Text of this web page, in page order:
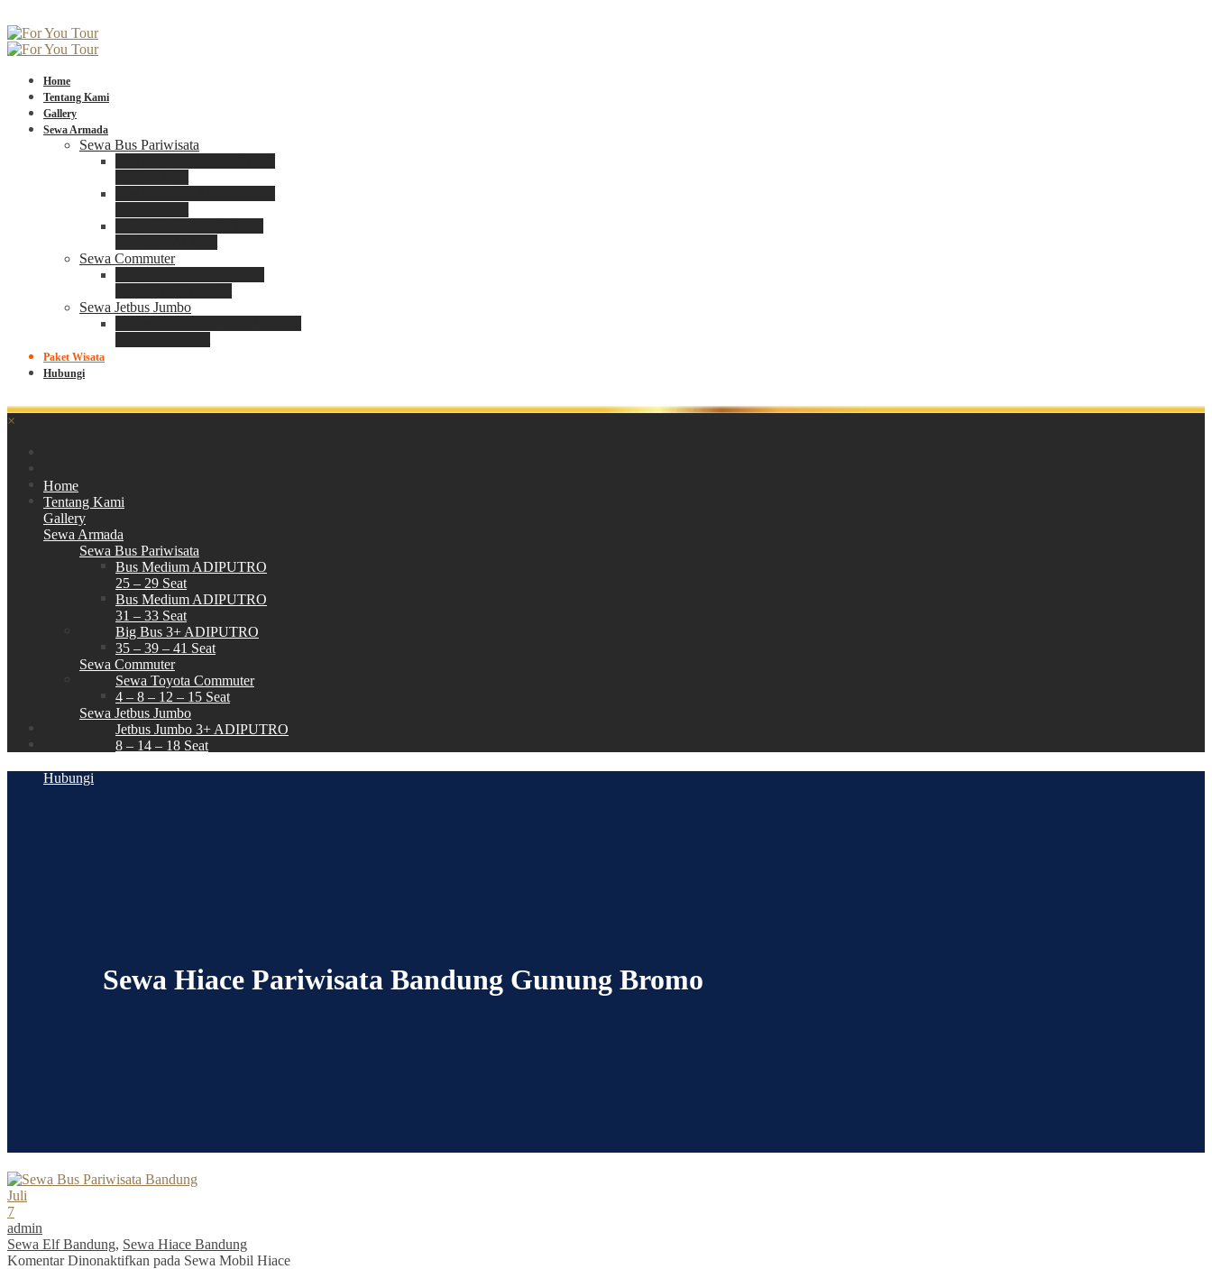
Home
Tentang Kami
Gallery
Sewa Armada
Sewa Bus Pariwisata
Sewa Commuter
Sewa Jetbus Jumbo
Paket Wisata
Hubungi
×
Home
Tentang Kami
Gallery
Sewa Armada
Sewa Bus Pariwisata
Bus Medium ADIPUTRO
25 – 29 Seat
Bus Medium ADIPUTRO
31 – 33 Seat
Big Bus 3+ ADIPUTRO
35 – 39 – 41 Seat
Sewa Commuter
Sewa Toyota Commuter
4 – 8 – 12 – 15 Seat
Sewa Jetbus Jumbo
Jetbus Jumbo 3+ ADIPUTRO
8 – 14 – 18 Seat
Hubungi
Sewa Hiace Pariwisata Bandung Gunung Bromo
Juli
7
admin
Sewa Elf Bandung, Sewa Hiace Bandung
Komentar Dinonaktifkan pada Sewa Mobil Hiace